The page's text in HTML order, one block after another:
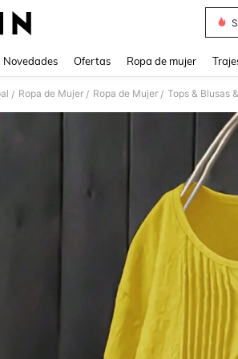
Novedades Ofertas Ropa de mujer
/ Ropa de Mujer / Ropa de Mujer / Tops & Blusas